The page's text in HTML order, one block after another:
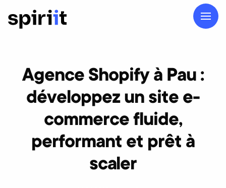
Agence Shopify à Pau :
développez un site e-
commerce fluide,
performant et prêt à
scaler